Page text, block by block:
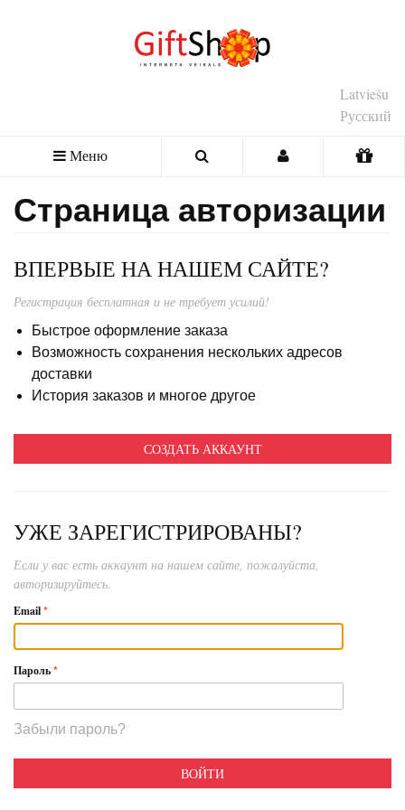
Latviešu
Русский
Меню
Страница авторизации
ВПЕРВЫЕ НА НАШЕМ САЙТЕ?
Регистрация бесплатная и не требует усилий!
Быстрое оформление заказа
Возможность сохранения нескольких адресов
доставки
История заказов и многое другое
СОЗДАТЬ АККАУНТ
УЖЕ ЗАРЕГИСТРИРОВАНЫ?
Если у вас есть аккаунт на нашем сайте, пожалуйста,
авторизируйтесь.
Email
Пароль
Забыли пароль?
ВОЙТИ